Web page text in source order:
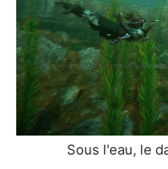
Sous l'eau, le